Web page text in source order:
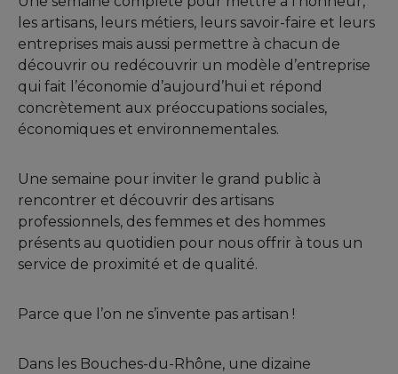
les artisans, leurs métiers, leurs savoir-faire et leurs
entreprises mais aussi permettre à chacun de
découvrir ou redécouvrir un modèle d’entreprise
qui fait l’économie d’aujourd’hui et répond
concrètement aux préoccupations sociales,
économiques et environnementales.
Une semaine pour inviter le grand public à
rencontrer et découvrir des artisans
professionnels, des femmes et des hommes
présents au quotidien pour nous offrir à tous un
service de proximité et de qualité.
Parce que l’on ne s’invente pas artisan !
Dans les Bouches-du-Rhône, une dizaine